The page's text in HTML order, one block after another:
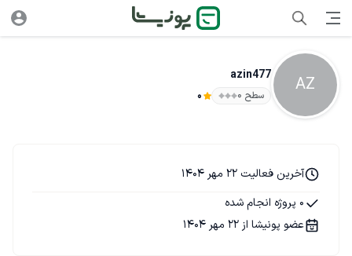
AZ
azin477
سطح ۰ 0
آخرین فعالیت 22 مهر 1404
0 پروژه انجام شده
عضو پونیشا از 22 مهر 1404